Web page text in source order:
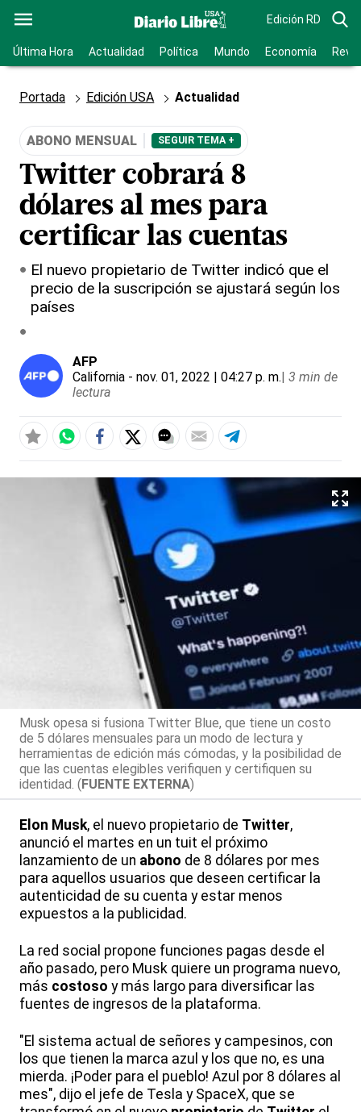
Edición RD
Última Hora Actualidad Política Mundo Economía
Portada Edición USA Actualidad
ABONO MENSUAL SEGUIR TEMA +
Twitter cobrará 8
dólares al mes para
certificar las cuentas
El nuevo propietario de Twitter indicó que el
precio de la suscripción se ajustará según los
países
AFP
California - nov. 01, 2022 | 04:27 p. m.| 3 min de
lectura
Musk opesa si fusiona Twitter Blue, que tiene un costo
de 5 dólares mensuales para un modo de lectura y
herramientas de edición más cómodas, y la posibilidad de
que las cuentas elegibles verifiquen y certifiquen su
identidad. (FUENTE EXTERNA)
Elon Musk, el nuevo propietario de Twitter,
anunció el martes en un tuit el próximo
lanzamiento de un abono de 8 dólares por mes
para aquellos usuarios que deseen certificar la
autenticidad de su cuenta y estar menos
expuestos a la publicidad.
La red social propone funciones pagas desde el
año pasado, pero Musk quiere un programa nuevo,
más costoso y más largo para diversificar las
fuentes de ingresos de la plataforma.
"El sistema actual de señores y campesinos, con
los que tienen la marca azul y los que no, es una
mierda. ¡Poder para el pueblo! Azul por 8 dólares al
mes", dijo el jefe de Tesla y SpaceX, que se